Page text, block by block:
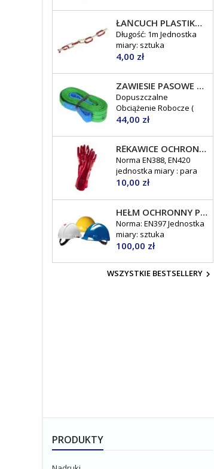
ŁAŃCUCH PLASTIKOWY BIAŁO-CZERWONY
Długość: 1m Jednostka
miary: sztuka
Cena
4,00 zł
ZAWIESIE PASOWE 2T
Dopuszczalne
Obciążenie Robocze (
DOR ) : 2 tony jednostka
Cena
44,00 zł
RĘKAWICE OCHRONNE POWLEKANE PCV POLYRED 45 CM
Norma EN388, EN420
jednostka miary : para
Cena
10,00 zł
HEŁM OCHRONNY PELTOR G3000CUV
Norma: EN397 Jednostka
miary: sztuka
Cena
100,00 zł
WSZYSTKIE BESTSELLERY 
PRODUKTY